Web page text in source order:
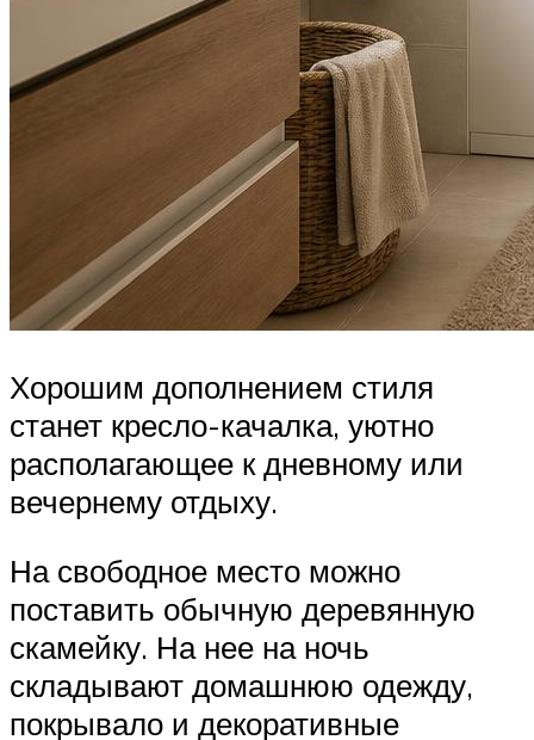
Хорошим дополнением стиля
станет кресло-качалка, уютно
располагающее к дневному или
вечернему отдыху.
На свободное место можно
поставить обычную деревянную
скамейку. На нее на ночь
складывают домашнюю одежду,
покрывало и декоративные